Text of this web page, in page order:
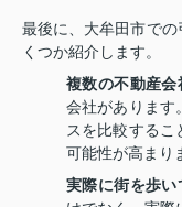
最後に、大牟田市で
くつか紹介します。
複数の不動産会
会社があります
スを比較するこ
可能性が高まり
実際に街を歩い